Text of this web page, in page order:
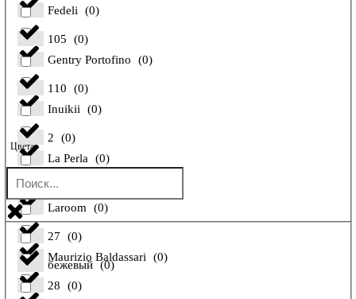
Fedeli (0)
Gentry Portofino (0)
Inuikii (0)
La Perla (0)
Laroom (0)
Maurizio Baldassari (0)
105 (0)
110 (0)
2 (0)
26
27 (0)
28 (0)
Цвета
бежевый (0)